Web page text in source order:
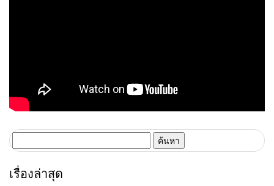
สำหรับ:
เรื่องล่าสุด